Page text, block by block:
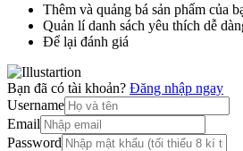
Thêm và quảng bá sản phẩm của
Quản lí danh sách yêu thích dễ
Để lại đánh giá
Bạn đã có tài khoản? Đăng nhập ngay
Username
Email
Password